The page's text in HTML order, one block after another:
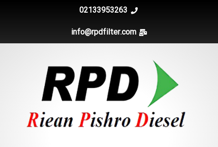
02133953263
info@rpdfilter.com